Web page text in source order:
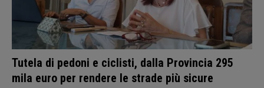
Tutela di pedoni e ciclisti, dalla Provincia 295
mila euro per rendere le strade più sicure